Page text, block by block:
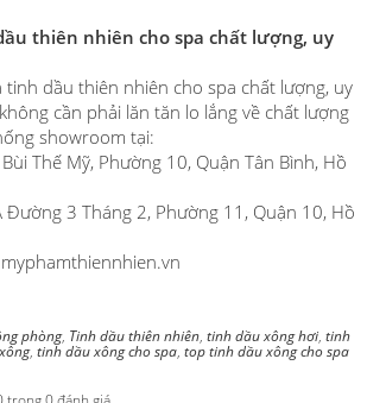
thiên nhiên cho spa chất lượng, uy
tinh dầu thiên nhiên cho spa chất lượng, uy
cần phải lăn tăn lo lắng về chất lượng
showroom tại:
Thế Mỹ, Phường 10, Quận Tân Bình, Hồ
3 Tháng 2, Phường 11, Quận 10, Hồ
phòng, Tinh dầu thiên nhiên, tinh dầu xông hơi, tinh
, tinh dầu xông cho spa, top tinh dầu xông cho spa